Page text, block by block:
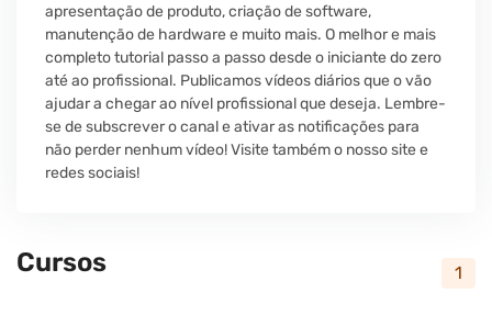
apresentação de produto, criação de software,
manutenção de hardware e muito mais. O melhor e mais
completo tutorial passo a passo desde o iniciante do zero
até ao profissional. Publicamos vídeos diários que o vão
ajudar a chegar ao nível profissional que deseja. Lembre-
se de subscrever o canal e ativar as notificações para
não perder nenhum vídeo! Visite também o nosso site e
redes sociais!
Cursos 1